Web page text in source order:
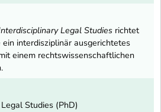
Legal Studies richtet
ein interdisziplinär ausgerichtetes
einem rechtswissenschaftlichen
Studies (PhD)